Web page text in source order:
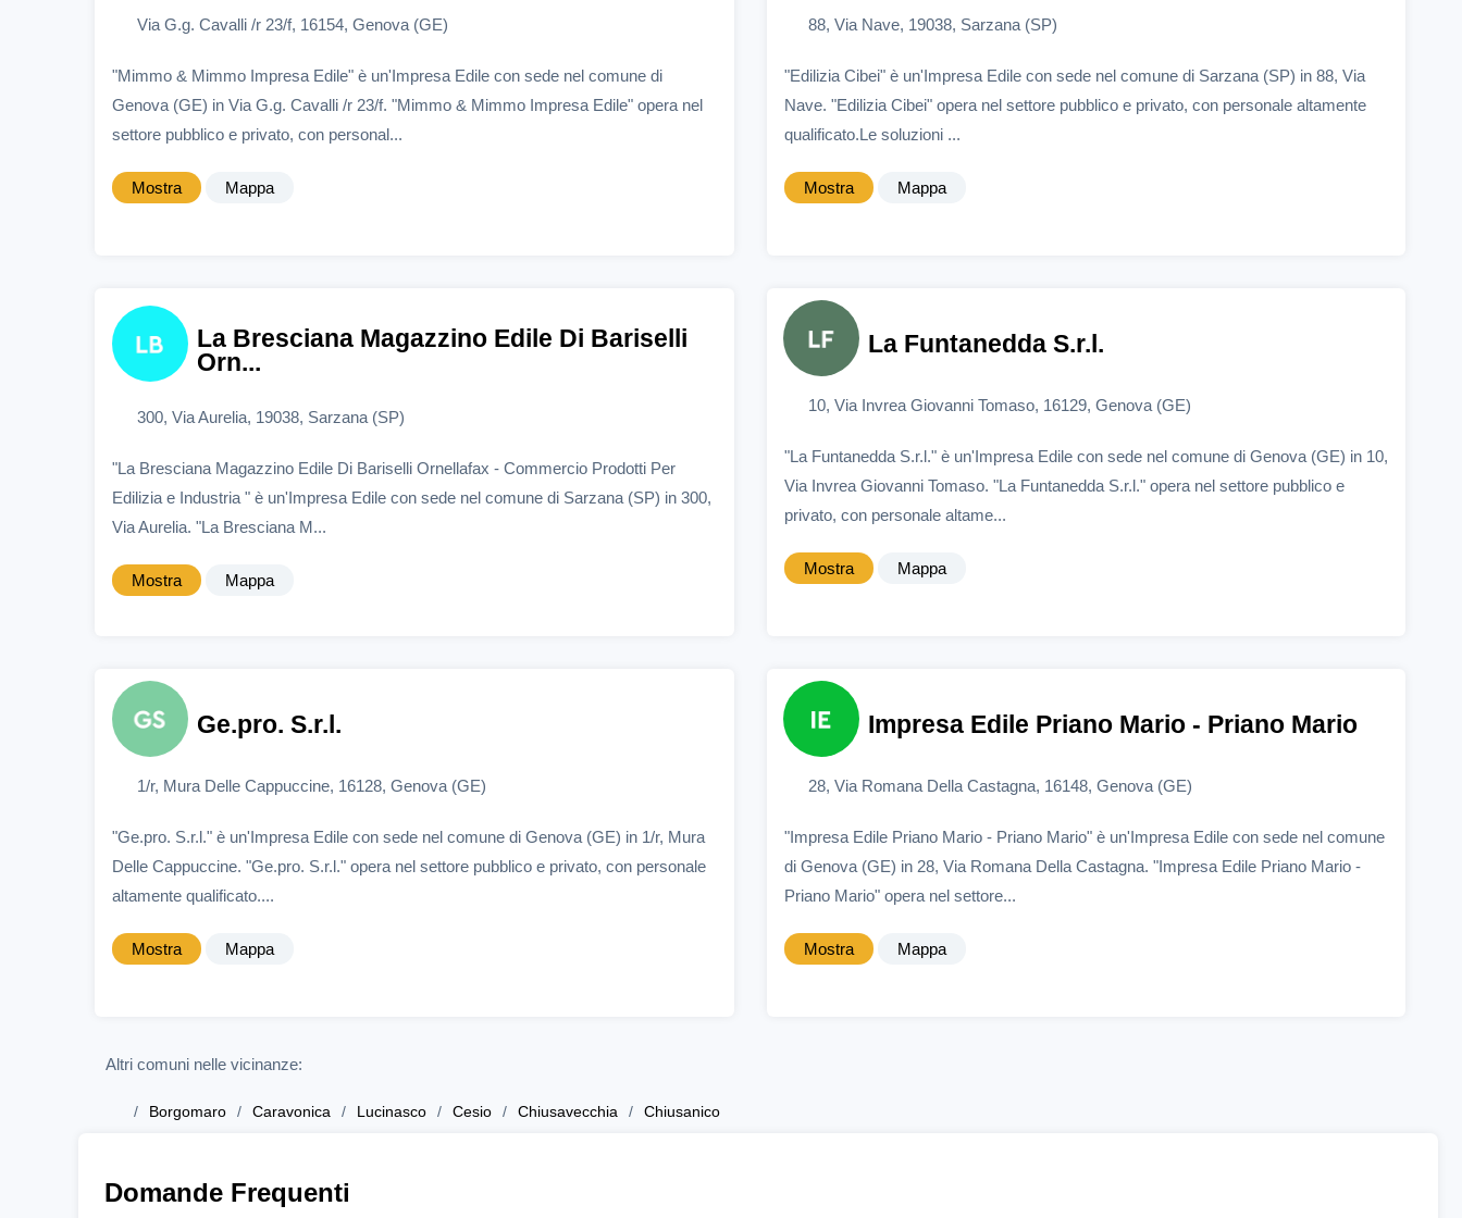
Via G.g. Cavalli /r 23/f, 16154, Genova (GE)
"Mimmo & Mimmo Impresa Edile" è un'Impresa Edile con sede nel comune di
Genova (GE) in Via G.g. Cavalli /r 23/f. "Mimmo & Mimmo Impresa Edile" opera nel
settore pubblico e privato, con personal...
Mostra Mappa
88, Via Nave, 19038, Sarzana (SP)
"Edilizia Cibei" è un'Impresa Edile con sede nel comune di Sarzana (SP) in 88, Via
Nave. "Edilizia Cibei" opera nel settore pubblico e privato, con personale altamente
qualificato.Le soluzioni ...
Mostra Mappa
La Bresciana Magazzino Edile Di Bariselli
Orn...
300, Via Aurelia, 19038, Sarzana (SP)
"La Bresciana Magazzino Edile Di Bariselli Ornellafax - Commercio Prodotti Per
Edilizia e Industria " è un'Impresa Edile con sede nel comune di Sarzana (SP) in 300,
Via Aurelia. "La Bresciana M...
Mostra Mappa
La Funtanedda S.r.l.
10, Via Invrea Giovanni Tomaso, 16129, Genova (GE)
"La Funtanedda S.r.l." è un'Impresa Edile con sede nel comune di Genova (GE) in 10,
Via Invrea Giovanni Tomaso. "La Funtanedda S.r.l." opera nel settore pubblico e
privato, con personale altame...
Mostra Mappa
Ge.pro. S.r.l.
1/r, Mura Delle Cappuccine, 16128, Genova (GE)
"Ge.pro. S.r.l." è un'Impresa Edile con sede nel comune di Genova (GE) in 1/r, Mura
Delle Cappuccine. "Ge.pro. S.r.l." opera nel settore pubblico e privato, con personale
altamente qualificato....
Mostra Mappa
Impresa Edile Priano Mario - Priano Mario
28, Via Romana Della Castagna, 16148, Genova (GE)
"Impresa Edile Priano Mario - Priano Mario" è un'Impresa Edile con sede nel comune
di Genova (GE) in 28, Via Romana Della Castagna. "Impresa Edile Priano Mario -
Priano Mario" opera nel settore...
Mostra Mappa
Altri comuni nelle vicinanze:
Borgomaro Caravonica Lucinasco Cesio Chiusavecchia Chiusanico
Domande Frequenti